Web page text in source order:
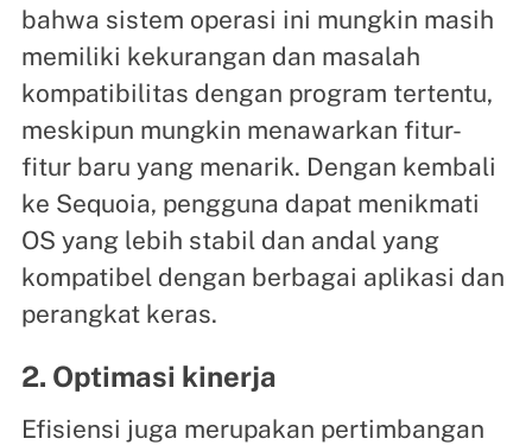
bahwa sistem operasi ini mungkin masih
memiliki kekurangan dan masalah
kompatibilitas dengan program tertentu,
meskipun mungkin menawarkan fitur-
fitur baru yang menarik. Dengan kembali
ke Sequoia, pengguna dapat menikmati
OS yang lebih stabil dan andal yang
kompatibel dengan berbagai aplikasi dan
perangkat keras.
2. Optimasi kinerja
Efisiensi juga merupakan pertimbangan